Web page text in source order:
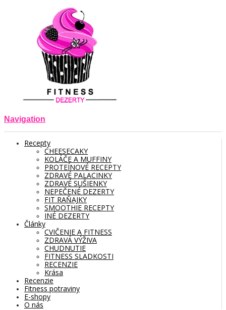
Navigation
Recepty
CHEESECAKY
KOLÁČE A MUFFINY
PROTEÍNOVÉ RECEPTY
ZDRAVÉ PALACINKY
ZDRAVÉ SUŠIENKY
NEPEČENÉ DEZERTY
FIT RAŇAJKY
SMOOTHIE RECEPTY
INÉ DEZERTY
Články
CVIČENIE A FITNESS
ZDRAVÁ VÝŽIVA
CHUDNUTIE
FITNESS SLADKOSTI
RECENZIE
Krása
Recenzie
Fitness potraviny
E-shopy
O nás